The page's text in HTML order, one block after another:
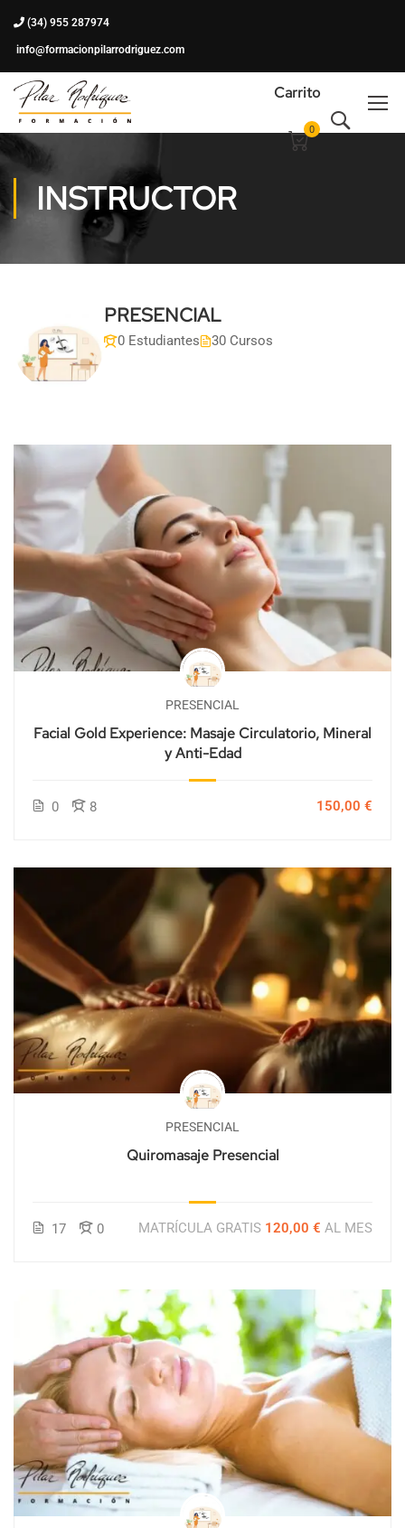
(34) 955 287974
info@formacionpilarrodriguez.com
Carrito
0
INSTRUCTOR
PRESENCIAL
0 Estudiantes 30 Cursos
PRESENCIAL
Facial Gold Experience: Masaje Circulatorio, Mineral
y Anti-Edad
0 8 150,00 €
PRESENCIAL
Quiromasaje Presencial
17 0 MATRÍCULA GRATIS 120,00 € AL MES